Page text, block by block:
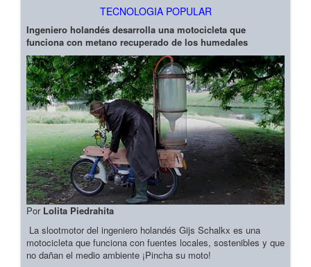
TECNOLOGIA POPULAR
Ingeniero holandés desarrolla una motocicleta que
funciona con metano recuperado de los humedales
Por Lolita Piedrahita
La slootmotor del ingeniero holandés Gijs Schalkx es una
motocicleta que funciona con fuentes locales, sostenibles y que
no dañan el medio ambiente ¡Pincha su moto!